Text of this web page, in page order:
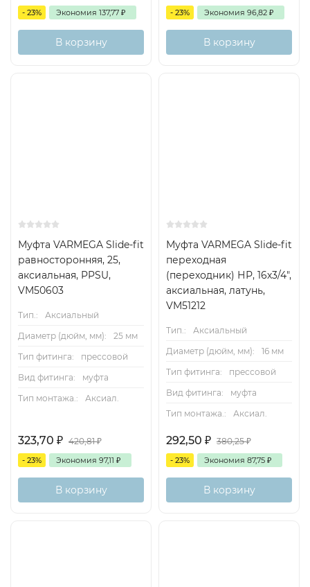
- 23% Экономия 137,77 ₽
В корзину
- 23% Экономия 96,82 ₽
В корзину
Муфта VARMEGA Slide-fit
равносторонняя, 25,
аксиальная, PPSU,
VM50603
Тип.:
Аксиальный
Диаметр (дюйм, мм):
25 мм
Тип фитинга:
прессовой
Вид фитинга:
муфта
Тип монтажа.:
Аксиал.
323,70 ₽ 420,81₽
- 23% Экономия 97,11 ₽
В корзину
Муфта VARMEGA Slide-fit
переходная
(переходник) НР, 16х3/4",
аксиальная, латунь,
VM51212
Тип.:
Аксиальный
Диаметр (дюйм, мм):
16 мм
Тип фитинга:
прессовой
Вид фитинга:
муфта
Тип монтажа.:
Аксиал.
292,50 ₽ 380,25₽
- 23% Экономия 87,75 ₽
В корзину